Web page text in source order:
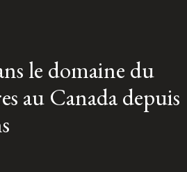
le domaine du
au Canada depuis